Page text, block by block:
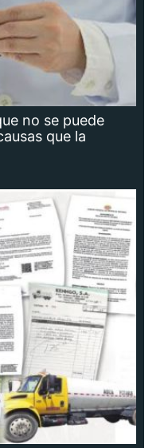
no se puede
que la